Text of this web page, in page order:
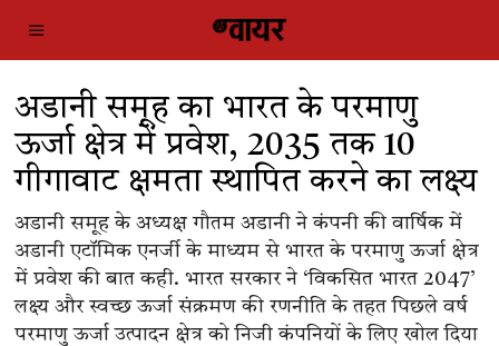
अडानी समूह का भारत के परमाणु
ऊर्जा क्षेत्र में प्रवेश, 2035 तक 10
गीगावाट क्षमता स्थापित करने का लक्ष्य
अडानी समूह के अध्यक्ष गौतम अडानी ने कंपनी की वार्षिक में
अडानी एटॉमिक एनर्जी के माध्यम से भारत के परमाणु ऊर्जा क्षेत्र
में प्रवेश की बात कही. भारत सरकार ने ‘विकसित भारत 2047’
लक्ष्य और स्वच्छ ऊर्जा संक्रमण की रणनीति के तहत पिछले वर्ष
परमाणु ऊर्जा उत्पादन क्षेत्र को निजी कंपनियों के लिए खोल दिया